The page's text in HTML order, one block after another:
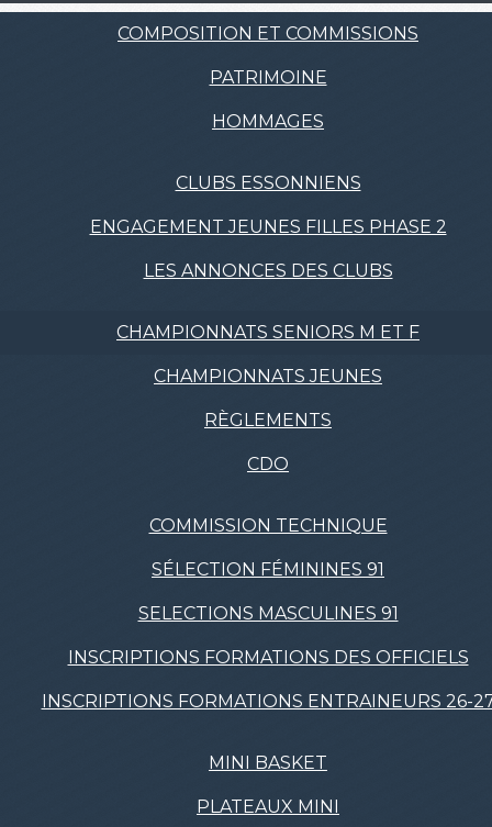
COMPOSITION ET COMMISSIONS
PATRIMOINE
HOMMAGES
CLUBS ESSONNIENS
ENGAGEMENT JEUNES FILLES PHASE 2
LES ANNONCES DES CLUBS
CHAMPIONNATS SENIORS M ET F
CHAMPIONNATS JEUNES
RÈGLEMENTS
CDO
COMMISSION TECHNIQUE
SÉLECTION FÉMININES 91
SELECTIONS MASCULINES 91
INSCRIPTIONS FORMATIONS DES OFFICIELS
INSCRIPTIONS FORMATIONS ENTRAINEURS 26-
MINI BASKET
PLATEAUX MINI